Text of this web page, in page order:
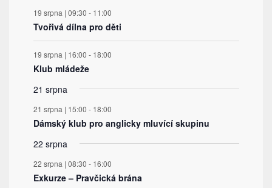
19 srpna | 09:30 - 11:00
Tvořivá dílna pro děti
19 srpna | 16:00 - 18:00
Klub mládeže
21 srpna
21 srpna | 15:00 - 18:00
Dámský klub pro anglicky mluvící skupinu
22 srpna
22 srpna | 08:30 - 16:00
Exkurze – Pravčická brána